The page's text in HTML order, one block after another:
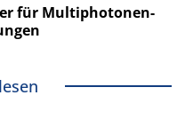
für Multiphotonen-